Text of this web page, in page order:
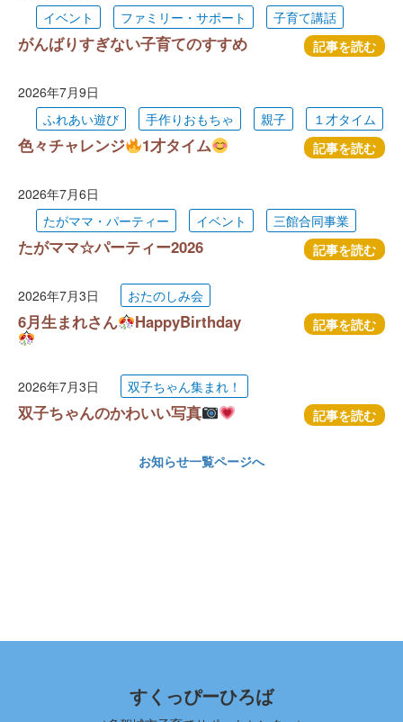
イベント
ファミリー・サポート 子育て講話
がんばりすぎない子育てのすすめ 記事を読む
2026年7月9日
ふれあい遊び
手作りおもちゃ 親子 １才タイム
色々チャレンジ 1才タイム 記事を読む
2026年7月6日
たがママ・パーティー
イベント 三館合同事業
たがママ☆パーティー2026 記事を読む
2026年7月3日 おたのしみ会
6月生まれさん HappyBirthday 記事を読む
2026年7月3日 双子ちゃん集まれ！
双子ちゃんのかわいい写真 記事を読む
お知らせ一覧ページへ
すくっぴーひろば